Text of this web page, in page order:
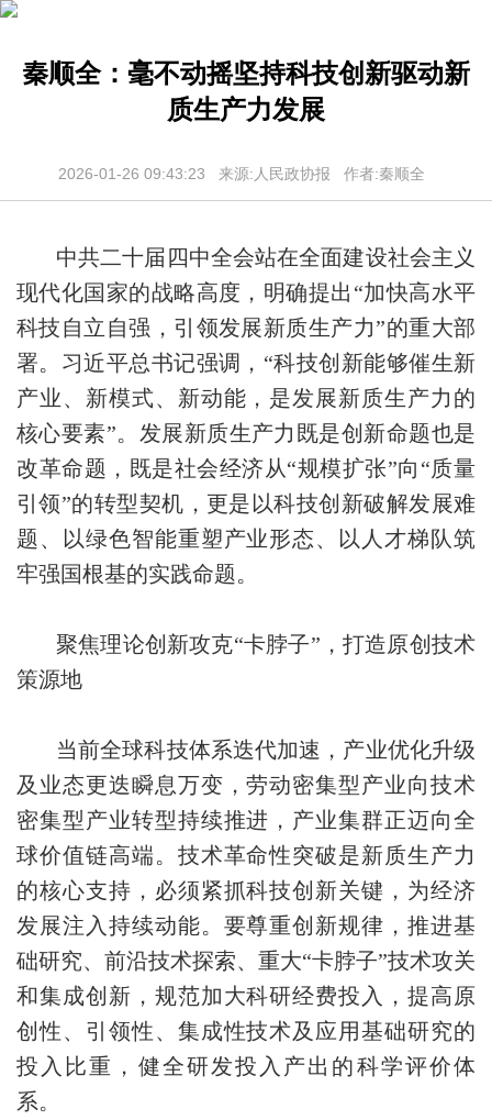
秦顺全：毫不动摇坚持科技创新驱动新
质生产力发展
2026-01-26 09:43:23 来源:人民政协报 作者:秦顺全
中共二十届四中全会站在全面建设社会主义
现代化国家的战略高度，明确提出“加快高水平
科技自立自强，引领发展新质生产力”的重大部
署。习近平总书记强调，“科技创新能够催生新
产业、新模式、新动能，是发展新质生产力的
核心要素”。发展新质生产力既是创新命题也是
改革命题，既是社会经济从“规模扩张”向“质量
引领”的转型契机，更是以科技创新破解发展难
题、以绿色智能重塑产业形态、以人才梯队筑
牢强国根基的实践命题。
聚焦理论创新攻克“卡脖子”，打造原创技术
策源地
当前全球科技体系迭代加速，产业优化升级
及业态更迭瞬息万变，劳动密集型产业向技术
密集型产业转型持续推进，产业集群正迈向全
球价值链高端。技术革命性突破是新质生产力
的核心支持，必须紧抓科技创新关键，为经济
发展注入持续动能。要尊重创新规律，推进基
础研究、前沿技术探索、重大“卡脖子”技术攻关
和集成创新，规范加大科研经费投入，提高原
创性、引领性、集成性技术及应用基础研究的
投入比重，健全研发投入产出的科学评价体
系。